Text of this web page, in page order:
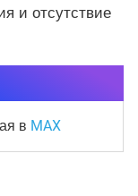
и отсутствие
в MAX